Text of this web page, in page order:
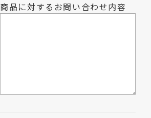
商品に対するお問い合わせ内容